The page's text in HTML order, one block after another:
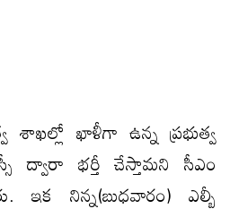
శాఖల్లో ఖాళీగా ఉన్న ప్రభుత్వ
ద్వారా భర్తీ చేస్తామని సీఎం
ఇక నిన్న(బుధవారం) ఎల్బీ